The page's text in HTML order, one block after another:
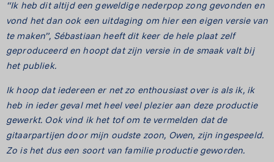
“Ik heb dit altijd een geweldige nederpop zong gevonden en
vond het dan ook een uitdaging om hier een eigen versie van
te maken”, Sébastiaan heeft dit keer de hele plaat zelf
geproduceerd en hoopt dat zijn versie in de smaak valt bij
het publiek.
Ik hoop dat iedereen er net zo enthousiast over is als ik, ik
heb in ieder geval met heel veel plezier aan deze productie
gewerkt. Ook vind ik het tof om te vermelden dat de
gitaarpartijen door mijn oudste zoon, Owen, zijn ingespeeld.
Zo is het dus een soort van familie productie geworden.